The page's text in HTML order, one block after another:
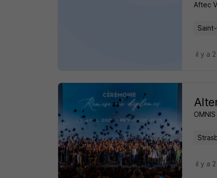
Aftec
il y a
OMNIS
il y a